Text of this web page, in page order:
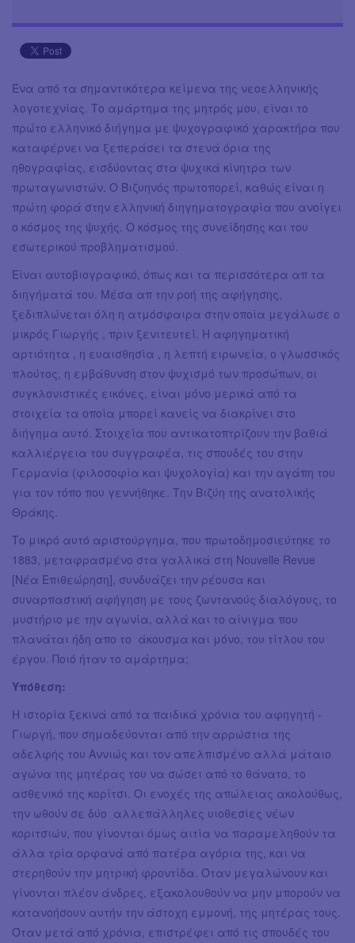
Ένα από τα σημαντικότερα κείμενα της νεοελληνικής
λογοτεχνίας. Το αμάρτημα της μητρός μου, είναι το
πρώτο ελληνικό διήγημα με ψυχογραφικό χαρακτήρα που
καταφέρνει να ξεπεράσει τα στενά όρια της
ηθογραφίας, εισδύοντας στα ψυχικά κίνητρα των
πρωταγωνιστών. Ο Βιζυηνός πρωτοπορεί, καθώς είναι η
πρώτη φορά στην ελληνική διηγηματογραφία που ανοίγει
ο κόσμος της ψυχής. Ο κόσμος της συνείδησης και του
εσωτερικού προβληματισμού.
Είναι αυτοβιογραφικό, όπως και τα περισσότερα απ τα
διηγήματά του. Μέσα απ την ροή της αφήγησης,
ξεδιπλώνεται όλη η ατμόσφαιρα στην οποία μεγάλωσε ο
μικρός Γιωργής , πριν ξενιτευτεί. Η αφηγηματική
αρτιότητα , η ευαισθησία , η λεπτή ειρωνεία, ο γλωσσικός
πλούτος, η εμβάθυνση στον ψυχισμό των προσώπων, οι
συγκλονιστικές εικόνες, είναι μόνο μερικά από τα
στοιχεία τα οποία μπορεί κανείς να διακρίνει στο
διήγημα αυτό. Στοιχεία που αντικατοπτρίζουν την βαθιά
καλλιέργεια του συγγραφέα, τις σπουδές του στην
Γερμανία (φιλοσοφία και ψυχολογία) και την αγάπη του
για τον τόπο που γεννήθηκε. Την Βιζύη της ανατολικής
Θράκης.
Το μικρό αυτό αριστούργημα, που πρωτοδημοσιεύτηκε το
1883, μεταφρασμένο στα γαλλικά στη Nouvelle Revue
[Νέα Επιθεώρηση], συνδυάζει την ρέουσα και
συναρπαστική αφήγηση με τους ζωντανούς διαλόγους, το
μυστήριο με την αγωνία, αλλά και το αίνιγμα που
πλανάται ήδη απο το άκουσμα και μόνο, του τίτλου του
έργου. Ποιό ήταν το αμάρτημα;
Υπόθεση:
Η ιστορία ξεκινά από τα παιδικά χρόνια του αφηγητή -
Γιωργή, που σημαδεύονται από την αρρώστια της
αδελφής του Αννιώς και τον απελπισμένο αλλά μάταιο
αγώνα της μητέρας του να σώσει από το θάνατο, το
ασθενικό της κορίτσι. Οι ενοχές της απώλειας ακολούθως,
την ωθούν σε δύο αλλεπάλληλες υιοθεσίες νέων
κοριτσιών, που γίνονται όμως αιτία να παραμεληθούν τα
άλλα τρία ορφανά από πατέρα αγόρια της, και να
στερηθούν την μητρική φροντίδα. Όταν μεγαλώνουν και
γίνονται πλέον άνδρες, εξακολουθούν να μην μπορούν να
κατανοήσουν αυτήν την άστοχη εμμονή, της μητέρας τους.
Όταν μετά από χρόνια, επιστρέφει από τις σπουδές του